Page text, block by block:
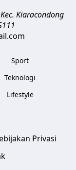
Kiaracondong
Sport
Teknologi
Lifestyle
Privasi